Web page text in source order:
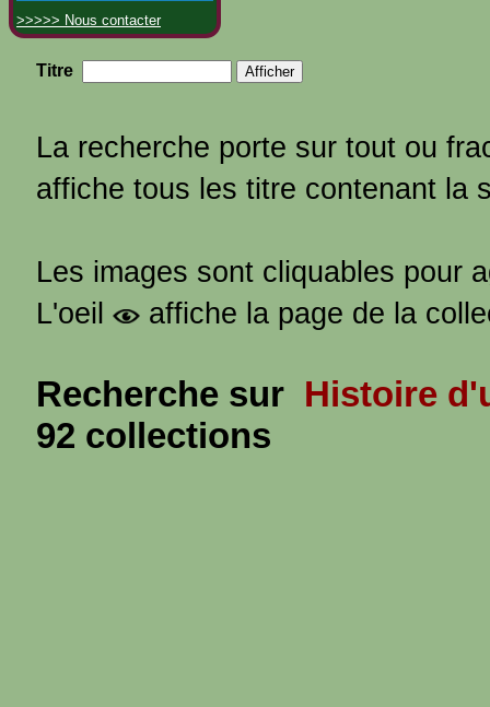
>>>>> Nous contacter
Titre
La recherche porte sur tout ou
affiche tous les titre contenant la
Les images sont cliquables pour
L'oeil
affiche la page de la
Recherche sur Histoire
92 collections